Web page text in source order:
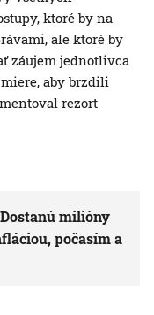
ktoré by na
ale ktoré by
záujem jednotlivca
aby brzdili
rezort
milióny
počasím a